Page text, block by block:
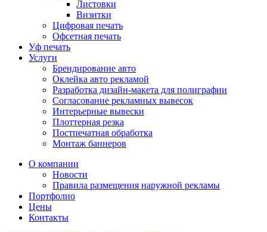
Листовки
Визитки
Цифровая печать
Офсетная печать
Уф печать
Услуги
Брендирование авто
Оклейка авто рекламой
Разработка дизайн-макета для полиграфии
Согласование рекламных вывесок
Интерьерные вывески
Плоттерная резка
Постпечатная обработка
Монтаж баннеров
О компании
Новости
Правила размещения наружной рекламы
Портфолио
Цены
Контакты